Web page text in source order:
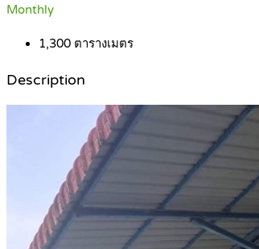
Monthly
1,300 ตารางเมตร
Description